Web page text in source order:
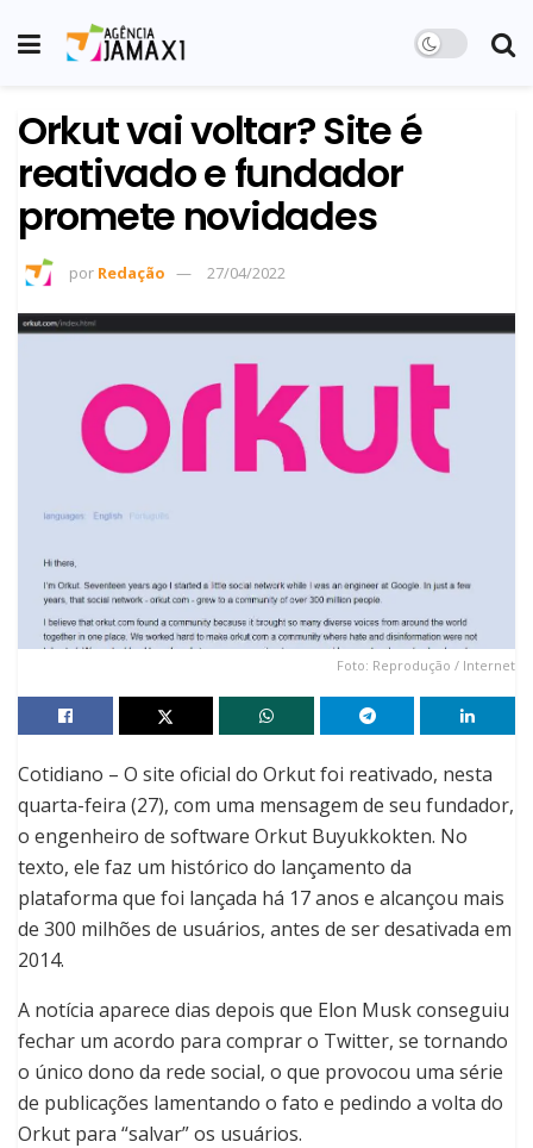
Orkut vai voltar? Site é
reativado e fundador
promete novidades
por Redação 27/04/2022
Foto: Reprodução / Internet
Cotidiano – O site oficial do Orkut foi reativado, nesta
quarta-feira (27), com uma mensagem de seu fundador,
o engenheiro de software Orkut Buyukkokten. No
texto, ele faz um histórico do lançamento da
plataforma que foi lançada há 17 anos e alcançou mais
de 300 milhões de usuários, antes de ser desativada em
2014.
A notícia aparece dias depois que Elon Musk conseguiu
fechar um acordo para comprar o Twitter, se tornando
o único dono da rede social, o que provocou uma série
de publicações lamentando o fato e pedindo a volta do
Orkut para “salvar” os usuários.